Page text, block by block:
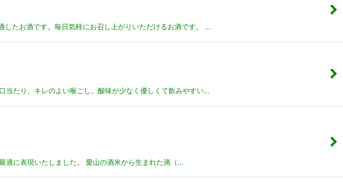
たお酒です。毎日気軽にお召し上がりいただけるお酒です。 …
り、キレのよい喉ごし。酸味が少なく優しくて飲みやすい…
表現いたしました。 愛山の酒米から生まれた滴（…